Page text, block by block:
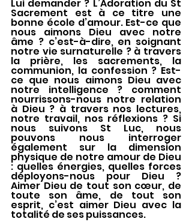
Lui demander ? L’Adoration du St
Sacrement est à ce titre une
bonne école d’amour. Est-ce que
nous aimons Dieu avec notre
âme ? c’est-à-dire, en soignant
notre vie surnaturelle ? à travers
la prière, les sacrements, la
communion, la confession ? Est-
ce que nous aimons Dieu avec
notre intelligence ? comment
nourrissons-nous notre relation
à Dieu ? à travers nos lectures,
notre travail, nos réflexions ? Si
nous suivons St Luc, nous
pouvons nous interroger
également sur la dimension
physique de notre amour de Dieu
: quelles énergies, quelles forces
déployons-nous pour Dieu ?
Aimer Dieu de tout son cœur, de
toute son âme, de tout son
esprit, c’est aimer Dieu avec la
totalité de ses puissances.